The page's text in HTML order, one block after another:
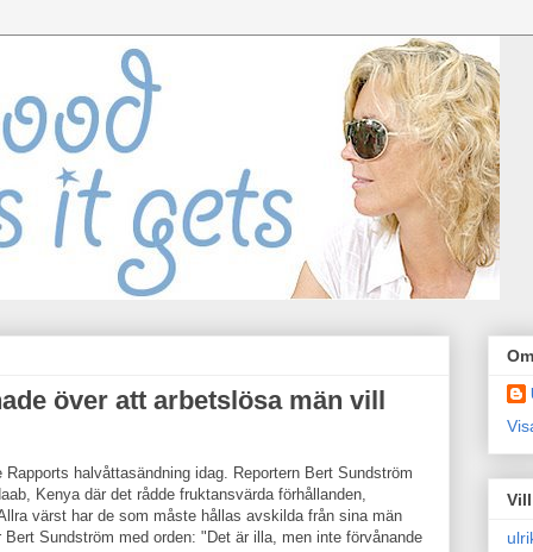
över att arbetslösa män vill
halvåttasändning idag. Reportern Bert Sundström
Kenya där det rådde fruktansvärda förhållanden,
värst har de som måste hållas avskilda från sina män
Sundström med orden: "Det är illa, men inte förvånande